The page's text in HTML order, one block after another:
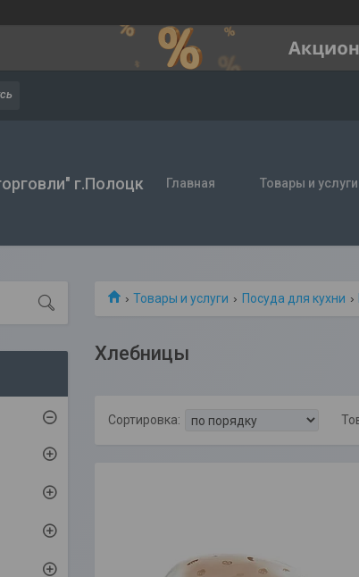
г.Полоцк Главная Товары и услуги
Товары и услуги Посуда для кухни
Хлебницы